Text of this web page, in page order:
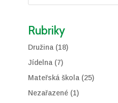
Rubriky
Družina(18)
Jídelna(7)
Mateřská škola(25)
Nezařazené(1)